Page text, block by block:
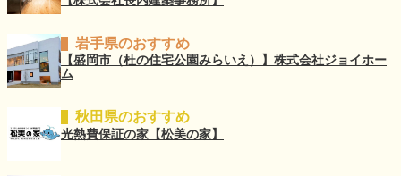
岩手県のおすすめ
【盛岡市（杜の住宅公園みらいえ）】株式会社ジョイホー
ム
秋田県のおすすめ
光熱費保証の家【松美の家】